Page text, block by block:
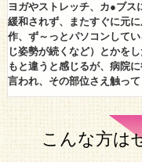
ヨガやストレッチ、カ●ブス
緩和されず、またすぐに元
作、ず～っとパソコンして
じ姿勢が続くなど）とかを
もと違うと感じるが、病院
言われ、その部位さえ触っ
こんな方は